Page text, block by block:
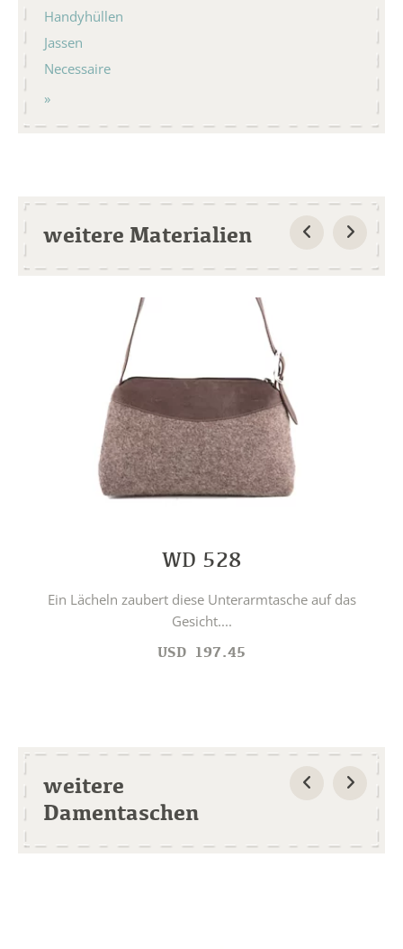
Handyhüllen
Jassen
Necessaire
weitere Materialien
WD 528
Ein Lächeln zaubert diese Unterarmtasche auf das
Gesicht....
USD 197.45
weitere
Damentaschen